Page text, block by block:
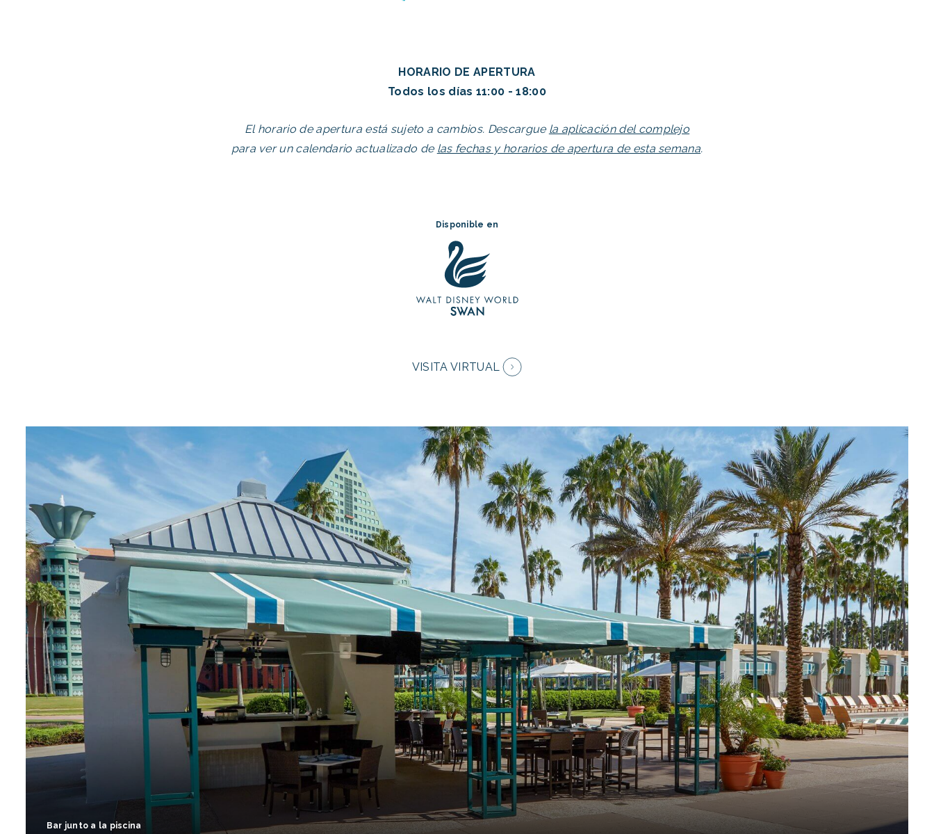
HORARIO DE APERTURA
Todos los días 11:00 - 18:00
El horario de apertura está sujeto a cambios. Descargue la aplicación del complejo
para ver un calendario actualizado de las fechas y horarios de apertura de esta semana.
Disponible en
VISITA VIRTUAL
Bar junto a la piscina